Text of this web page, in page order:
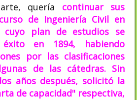
quería continuar sus
de Ingeniería Civil en
cuyo plan de estudios se
en 1894, habiendo
por las clasificaciones
de las cátedras. Sin
años después, solicitó la
de capacidad" respectiva,